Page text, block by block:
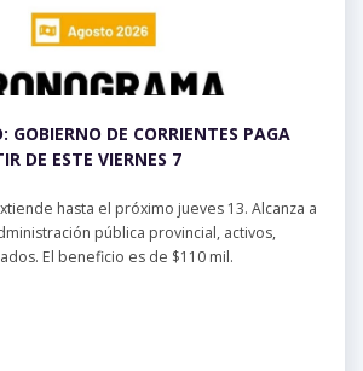
GOBIERNO DE CORRIENTES PAGA
DE ESTE VIERNES 7
hasta el próximo jueves 13. Alcanza a
pública provincial, activos,
El beneficio es de $110 mil.